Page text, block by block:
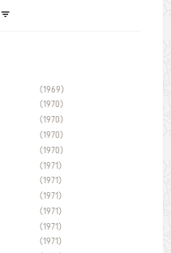
(1969)
(1970)
(1970)
(1970)
(1970)
(1971)
(1971)
(1971)
(1971)
(1971)
(1971)